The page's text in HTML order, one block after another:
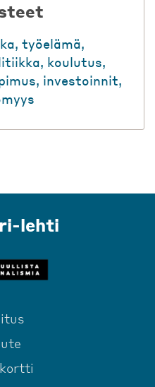
, työelämä,
, koulutus,
, investoinnit,
lehti